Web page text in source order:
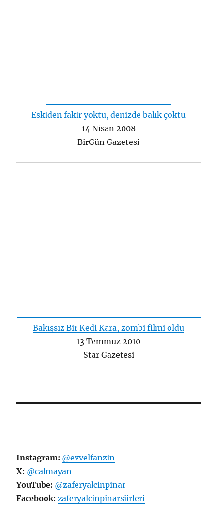
Eskiden fakir yoktu, denizde balık çoktu
14 Nisan 2008
BirGün Gazetesi
Bakışsız Bir Kedi Kara, zombi filmi oldu
13 Temmuz 2010
Star Gazetesi
Instagram: @evvelfanzin
X: @calmayan
YouTube: @zaferyalcinpinar
Facebook: zaferyalcinpinarsiirleri